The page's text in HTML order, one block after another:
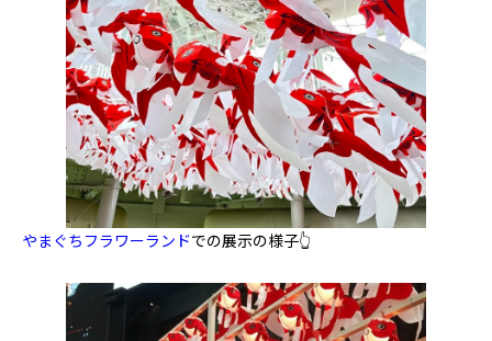
やまぐちフラワーランドでの展示の様子👆